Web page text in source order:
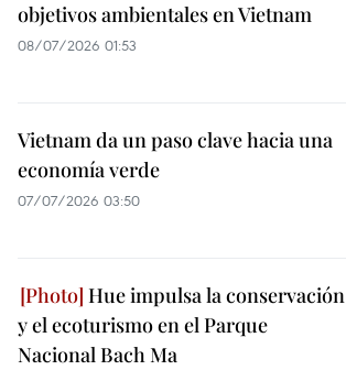
objetivos ambientales en Vietnam
08/07/2026 01:53
Vietnam da un paso clave hacia una
economía verde
07/07/2026 03:50
Hue impulsa la conservación
y el ecoturismo en el Parque
Nacional Bach Ma